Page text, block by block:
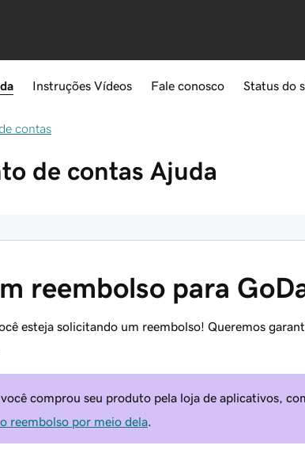
Instruções Vídeos Fale conosco Status do
contas
de contas Ajuda
reembolso para
esteja solicitando um reembolso! Queremos
você comprou seu produto pela loja de aplicativos,
reembolso por meio dela